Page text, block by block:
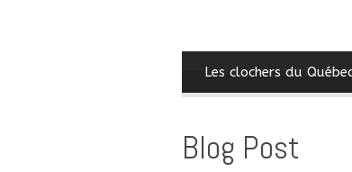
Les clochers du
Blog Post